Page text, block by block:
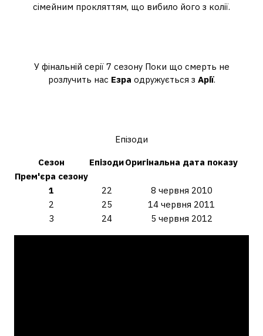
сімейним прокляттям, що вибило його з колії.
У фінальній серії 7 сезону Поки що смерть не
розлучить нас Езра одружується з Арії.
Епізоди
Сезон ЕпізодиОригінальна дата показу
Прем'єра сезону
1
22
8 червня 2010
2
25
14 червня 2011
3
24 5 червня 2012